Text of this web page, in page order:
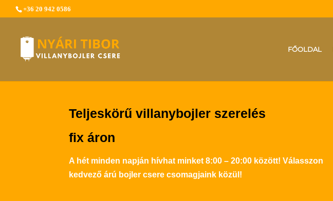
+36 20 942 0586
FŐOLDAL
Teljeskörű villanybojler szerelés
fix áron
A hét minden napján hívhat minket 8:00 – 20:00 között! Válasszon
kedvező árú bojler csere csomagjaink közül!